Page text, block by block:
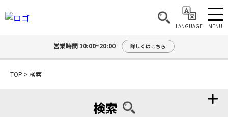
LANGUAGE MENU
営業時間 10:00~20:00 詳しくはこちら
TOP > 検索
検索